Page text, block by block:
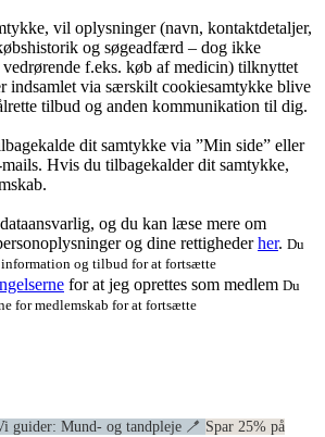
vil oplysninger (navn, kontaktdetaljer,
og søgeadfærd – dog ikke
f.eks. køb af medicin) tilknyttet
indsamlet via særskilt cookiesamtykke blive
tilbud og anden kommunikation til dig.
dit samtykke via ”Min side” eller
Hvis du tilbagekalder dit samtykke,
og du kan læse mere om
og dine rettighederher. Du
information og tilbud for at fortsætte
for at jeg oprettes som medlem Du
for medlemskab for at fortsætte
guider: Mund- og tandpleje 🪥 Spar 25% på